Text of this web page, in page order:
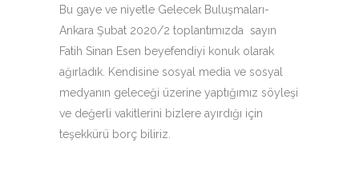
Bu gaye ve niyetle Gelecek Buluşmaları-
Ankara Şubat 2020/2 toplantımızda sayın
Fatih Sinan Esen beyefendiyi konuk olarak
ağırladık. Kendisine sosyal media ve sosyal
medyanın geleceği üzerine yaptığımız söyleşi
ve değerli vakitlerini bizlere ayırdığı için
teşekkürü borç biliriz.